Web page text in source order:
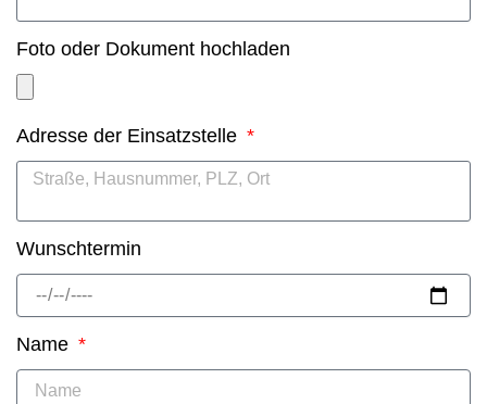
Foto oder Dokument hochladen
Adresse der Einsatzstelle
Wunschtermin
Name